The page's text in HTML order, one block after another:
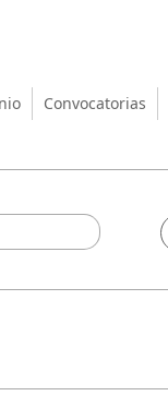
y el
Convocatorias